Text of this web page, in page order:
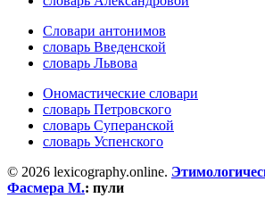
Словари антонимов
словарь Введенской
словарь Львова
Ономастические словари
словарь Петровского
словарь Суперанской
словарь Успенского
© 2026 lexicography.online.
Фасмера М.: пули